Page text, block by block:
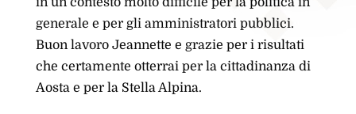
generale e per gli amministratori pubblici.
Buon lavoro Jeannette e grazie per i risultati
che certamente otterrai per la cittadinanza di
Aosta e per la Stella Alpina.